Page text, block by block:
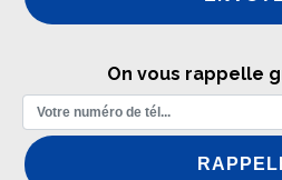
On vous rappelle